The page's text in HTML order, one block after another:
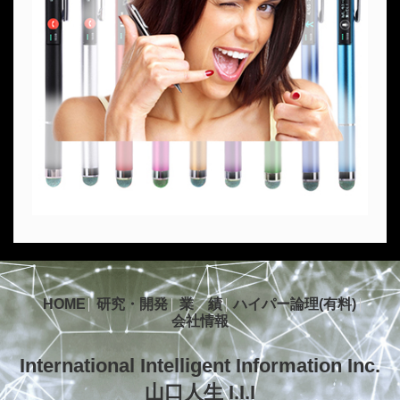
HOME 研究・開発 業 績
ハイパー論理(有料)
会社情報
International Intelligent Information Inc.
山口人生 I.I.I